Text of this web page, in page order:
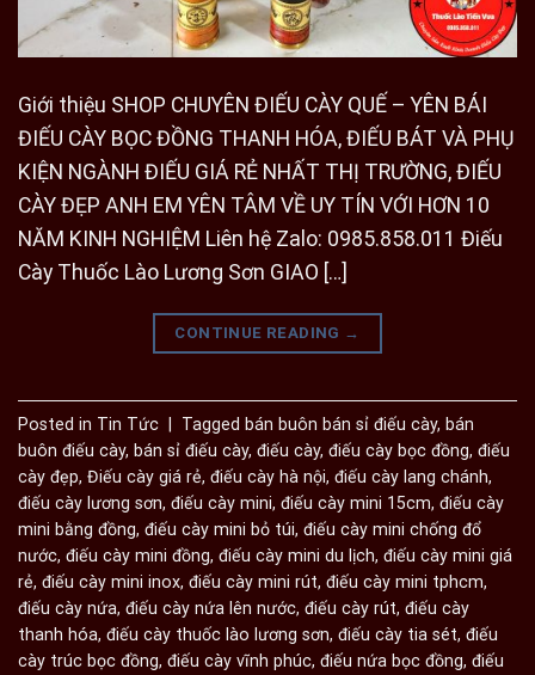
Giới thiệu SHOP CHUYÊN ĐIẾU CÀY QUẾ – YÊN BÁI
ĐIẾU CÀY BỌC ĐỒNG THANH HÓA, ĐIẾU BÁT VÀ PHỤ
KIỆN NGÀNH ĐIẾU GIÁ RẺ NHẤT THỊ TRƯỜNG, ĐIẾU
CÀY ĐẸP ANH EM YÊN TÂM VỀ UY TÍN VỚI HƠN 10
NĂM KINH NGHIỆM Liên hệ Zalo: 0985.858.011 Điếu
Cày Thuốc Lào Lương Sơn GIAO […]
CONTINUE READING →
Posted in Tin Tức | Tagged bán buôn bán sỉ điếu cày, bán
buôn điếu cày, bán sỉ điếu cày, điếu cày, điếu cày bọc đồng, điếu
cày đẹp, Điếu cày giá rẻ, điếu cày hà nội, điếu cày lang chánh,
điếu cày lương sơn, điếu cày mini, điếu cày mini 15cm, điếu cày
mini bằng đồng, điếu cày mini bỏ túi, điếu cày mini chống đổ
nước, điếu cày mini đồng, điếu cày mini du lịch, điếu cày mini giá
rẻ, điếu cày mini inox, điếu cày mini rút, điếu cày mini tphcm,
điếu cày nứa, điếu cày nứa lên nước, điếu cày rút, điếu cày
thanh hóa, điếu cày thuốc lào lương sơn, điếu cày tia sét, điếu
cày trúc bọc đồng, điếu cày vĩnh phúc, điếu nứa bọc đồng, điếu